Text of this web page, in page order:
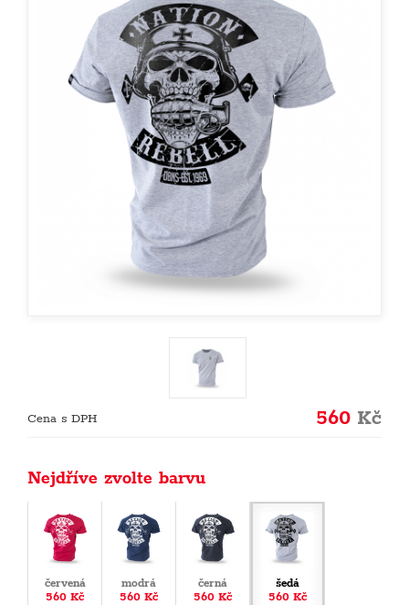
Cena s DPH 560 Kč
Nejdříve zvolte barvu
červená
560 Kč
modrá
560 Kč
černá
560 Kč
šedá
560 Kč